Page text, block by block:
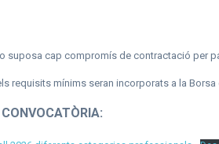
cap compromís de contractació per part
requisits mínims seran incorporats a la